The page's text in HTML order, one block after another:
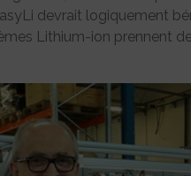
devrait logiquement
Lithium-ion prennent